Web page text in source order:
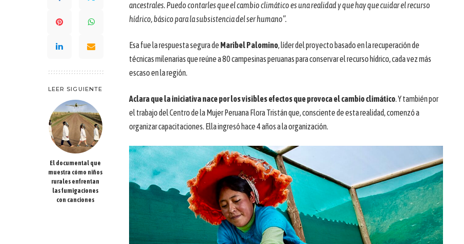
LEER SIGUIENTE
El documental que
muestra cómo niños
rurales enfrentan
las fumigaciones
con canciones
ancestrales. Puedo contarles que el cambio climático es una realidad y que hay que cuidar el recurso
hídrico, básico para la subsistencia del ser humano”.
Esa fue la respuesta segura de Maribel Palomino, líder del proyecto basado en la recuperación de
técnicas milenarias que reúne a 80 campesinas peruanas para conservar el recurso hídrico, cada vez más
escaso en la región.
Aclara que la iniciativa nace por los visibles efectos que provoca el cambio climático. Y también por
el trabajo del Centro de la Mujer Peruana Flora Tristán que, consciente de esta realidad, comenzó a
organizar capacitaciones. Ella ingresó hace 4 años a la organización.